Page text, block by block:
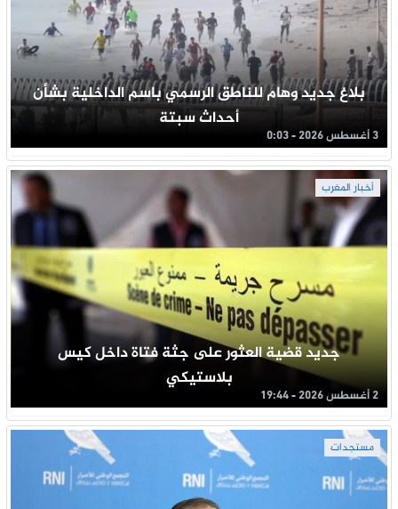
بلاغ جديد وهام للناطق الرسمي باسم الداخلية بشأن
أحداث سبتة
3 أغسطس 2026 - 0:03
أخبار المغرب
جديد قضية العثور على جثة فتاة داخل كيس
بلاستيكي
2 أغسطس 2026 - 19:44
مستجدات